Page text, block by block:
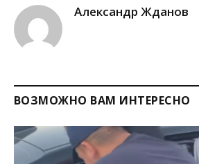
Александр Жданов
ВОЗМОЖНО ВАМ ИНТЕРЕСНО